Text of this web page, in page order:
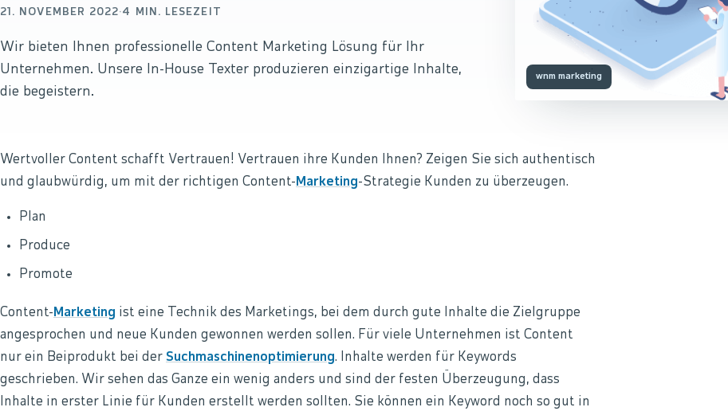
21. NOVEMBER 2022·4 MIN. LESEZEIT
Wir bieten Ihnen professionelle Content Marketing Lösung für Ihr
Unternehmen. Unsere In-House Texter produzieren einzigartige Inhalte,
die begeistern.
wnm marketing
Wertvoller Content schafft Vertrauen! Vertrauen ihre Kunden Ihnen? Zeigen Sie sich authentisch
und glaubwürdig, um mit der richtigen Content- Marketing-Strategie Kunden zu überzeugen.
Plan
Produce
Promote
Content- Marketing ist eine Technik des Marketings, bei dem durch gute Inhalte die Zielgruppe
angesprochen und neue Kunden gewonnen werden sollen. Für viele Unternehmen ist Content
nur ein Beiprodukt bei der Suchmaschinenoptimierung. Inhalte werden für Keywords
geschrieben. Wir sehen das Ganze ein wenig anders und sind der festen Überzeugung, dass
Inhalte in erster Linie für Kunden erstellt werden sollten. Sie können ein Keyword noch so gut in